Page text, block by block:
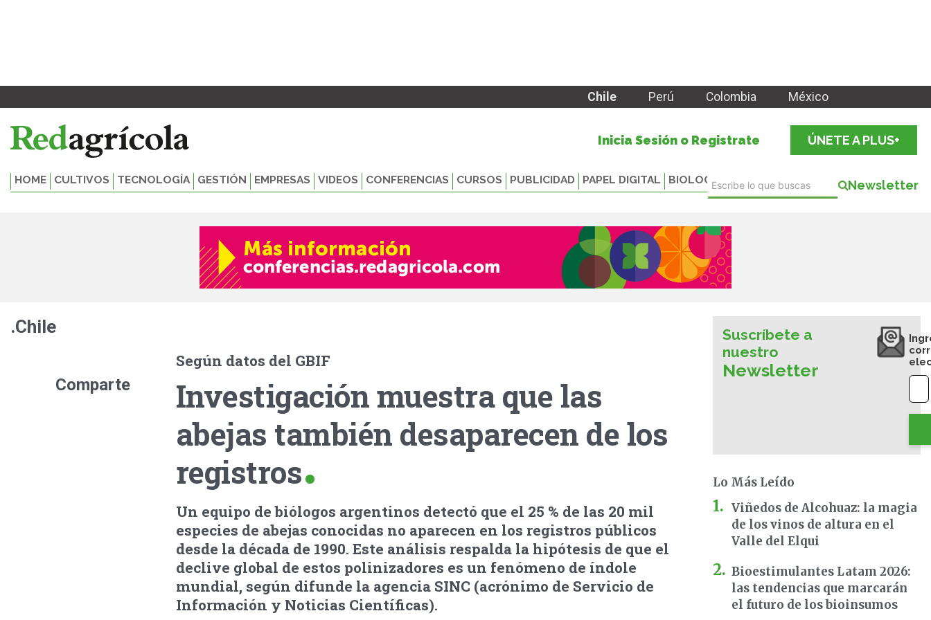
Chile Perú Colombia México
Inicia Sesión o Registrate ÚNETE A PLUS+
HOME CULTIVOS TECNOLOGÍA GESTIÓN EMPRESAS VIDEOS CONFERENCIAS CURSOS PUBLICIDAD PAPEL DIGITAL BIOLOGICALS Newsletter
.Chile
Comparte
Según datos del GBIF
Investigación muestra que las
abejas también desaparecen de los
registros
Un equipo de biólogos argentinos detectó que el 25 % de las 20 mil
especies de abejas conocidas no aparecen en los registros públicos
desde la década de 1990. Este análisis respalda la hipótesis de que el
declive global de estos polinizadores es un fenómeno de índole
mundial, según difunde la agencia SINC (acrónimo de Servicio de
Información y Noticias Científicas).
Suscríbete a
nuestro
Newsletter
Lo Más Leído
Viñedos de Alcohuaz: la magia
de los vinos de altura en el
Valle del Elqui
Bioestimulantes Latam 2026:
las tendencias que marcarán
el futuro de los bioinsumos